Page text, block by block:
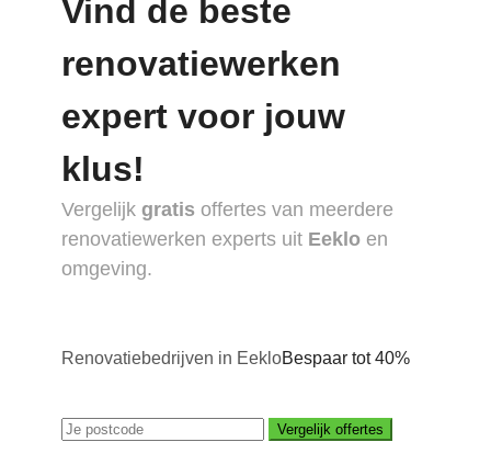
Vind de beste
renovatiewerken
expert voor jouw
klus!
Vergelijk gratis offertes van meerdere
renovatiewerken experts uit Eeklo en
omgeving.
Renovatiebedrijven in EekloBespaar tot 40%
Vergelijk offertes